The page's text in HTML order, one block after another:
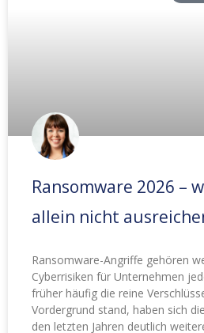
Ransomware 2026 –
allein nicht
Ransomware-Angriffe gehören
Cyberrisiken für Unternehmen
früher häufig die reine
Vordergrund stand, haben sich
den letzten Jahren deutlich